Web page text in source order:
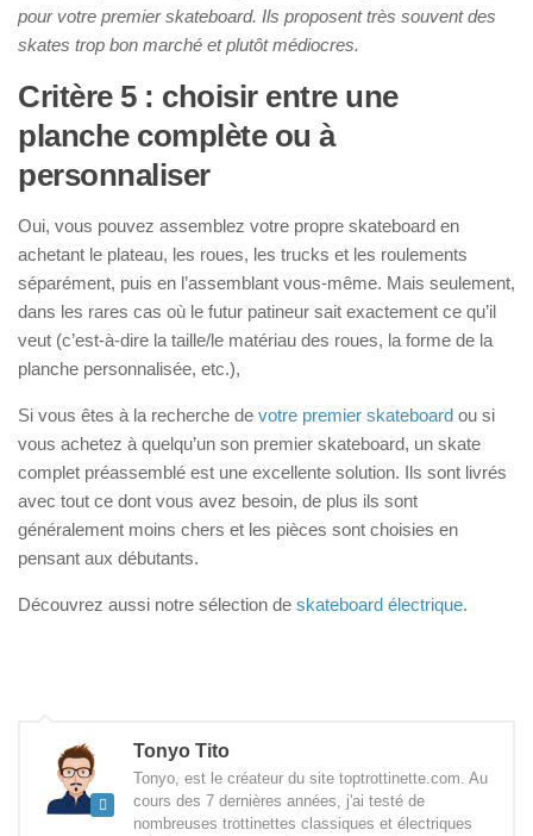
pour votre premier skateboard. Ils proposent très souvent des
skates trop bon marché et plutôt médiocres.
Critère 5 : choisir entre une
planche complète ou à
personnaliser
Oui, vous pouvez assemblez votre propre skateboard en
achetant le plateau, les roues, les trucks et les roulements
séparément, puis en l’assemblant vous-même. Mais seulement,
dans les rares cas où le futur patineur sait exactement ce qu’il
veut (c’est-à-dire la taille/le matériau des roues, la forme de la
planche personnalisée, etc.),
Si vous êtes à la recherche de votre premier skateboard ou si
vous achetez à quelqu’un son premier skateboard, un skate
complet préassemblé est une excellente solution. Ils sont livrés
avec tout ce dont vous avez besoin, de plus ils sont
généralement moins chers et les pièces sont choisies en
pensant aux débutants.
Découvrez aussi notre sélection de skateboard électrique.
Tonyo Tito
Tonyo, est le créateur du site toptrottinette.com. Au
cours des 7 dernières années, j'ai testé de
nombreuses trottinettes classiques et électriques